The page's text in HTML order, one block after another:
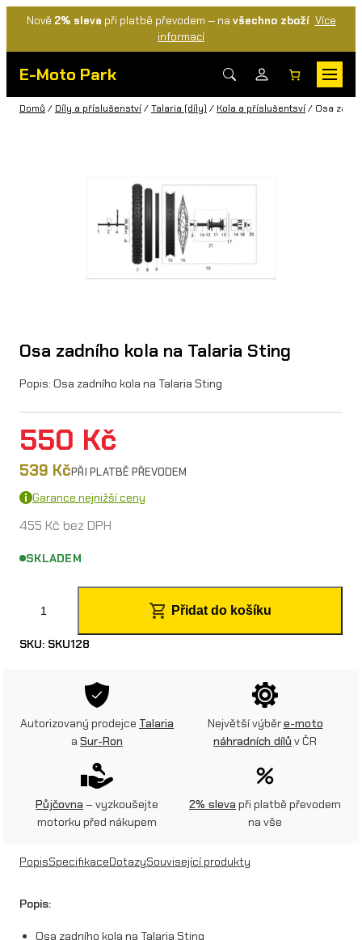
Nově 2% sleva při platbě převodem — na všechno zboží Více
informací
E-Moto Park
Domů / Díly a příslušenství/Talaria (díly) / Kola a příslušentsví/ Osa
Osa zadního kola na Talaria Sting
Popis: Osa zadního kola na Talaria Sting
550 Kč
539 KčPŘI PLATBĚ PŘEVODEM
Garance nejnižší ceny
455 Kč bez DPH
SKLADEM
o
Přidat do košíku
SKU: SKU128
Autorizovaný prodejce Talaria
a Sur-Ron
Největší výběre-moto
náhradních dílů v ČR
Půjčovna – vyzkoušejte
motorku před nákupem
2% sleva při platbě převodem
na vše
PopisSpecifikaceDotazySouvisející produkty
Popis:
Osa zadního kola na Talaria Sting